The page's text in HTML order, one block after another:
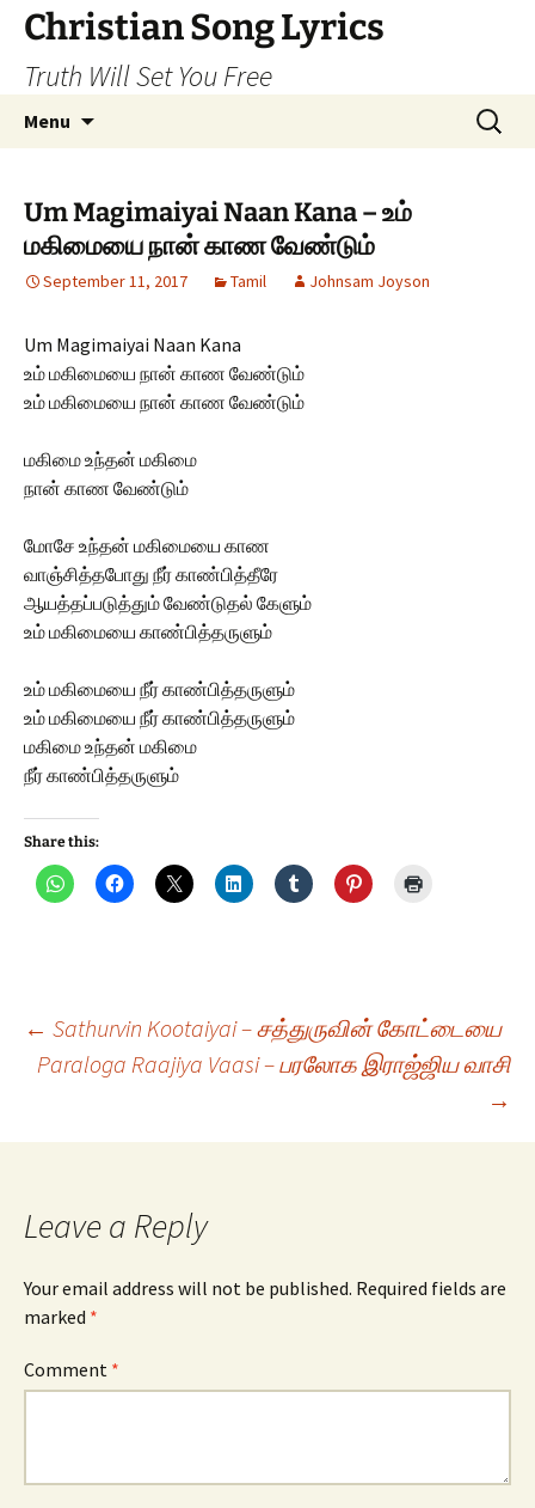
Skip
content
Christian Song Lyrics
Truth Will Set You Free
Menu
Search
for:
Um Magimaiyai Naan Kana – உம்
மகிமையை நான் காண வேண்டும்
September 11, 2017 Tamil Johnsam Joyson
Um Magimaiyai Naan Kana
உம் மகிமையை நான் காண வேண்டும்
உம் மகிமையை நான் காண வேண்டும்
மகிமை உந்தன் மகிமை
நான் காண வேண்டும்
மோசே உந்தன் மகிமையை காண
வாஞ்சித்தபோது நீர் காண்பித்தீரே
ஆயத்தப்படுத்தும் வேண்டுதல் கேளும்
உம் மகிமையை காண்பித்தருளும்
உம் மகிமையை நீர் காண்பித்தருளும்
உம் மகிமையை நீர் காண்பித்தருளும்
மகிமை உந்தன் மகிமை
நீர் காண்பித்தருளும்
Share this:
Post
← Sathurvin Kootaiyai – சத்துருவின் கோட்டையை
Paraloga Raajiya Vaasi – பரலோக இராஜ்ஜிய வாசி
→
Leave a Reply
Your email address will not be published. Required fields are
marked *
Comment *